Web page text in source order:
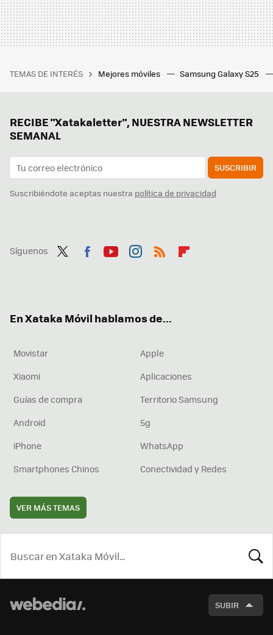
TEMAS DE INTERÉS Mejores móviles Samsung Galaxy S25
RECIBE "Xatakaletter", NUESTRA NEWSLETTER
SEMANAL
SUSCRIBIR
Suscribiéndote aceptas nuestra política de privacidad
Síguenos
En Xataka Móvil hablamos de...
Movistar
Apple
Xiaomi
Aplicaciones
Guías de compra
Territorio Samsung
Android
5g
iPhone
WhatsApp
Smartphones Chinos
Conectividad y Redes
VER MÁS TEMAS
SUBIR